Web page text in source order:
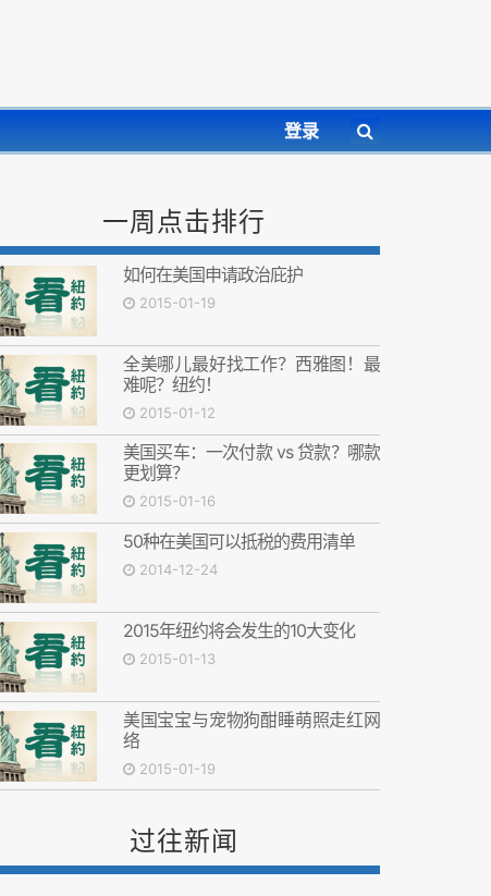
登录
一周点击排行
如何在美国申请政治庇护
2015-01-19
全美哪儿最好找工作？西雅图！最
难呢？纽约！
2015-01-12
美国买车：一次付款 vs 贷款？哪款
更划算？
2015-01-16
50种在美国可以抵税的费用清单
2014-12-24
2015年纽约将会发生的10大变化
2015-01-13
美国宝宝与宠物狗酣睡萌照走红网
络
2015-01-19
过往新闻